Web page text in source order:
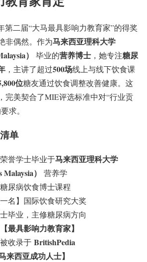
第二届“大马最具影响力教育家”的得奖
非偶然。作为马来西亚理科大学
）
毕业的营养博士 ，她专注糖尿
，主讲了超过500场线上与线下饮食课
位糖友通过饮食调整改善健康。这
完美契合了MIE评选标准中对“行业贡
求。
单
誉学士毕业于马来西亚理科大学
Malaysia）
营养学
尿病饮食博士课程
名】国际饮食研究大奖
毕业，主修糖尿病方向
最具影响力教育家】
收录于 BritishPedia
来西亚成功人士】